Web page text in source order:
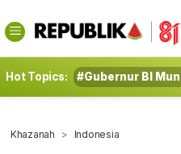
Hot Topics: #Gubernur BI
Khazanah Indonesia